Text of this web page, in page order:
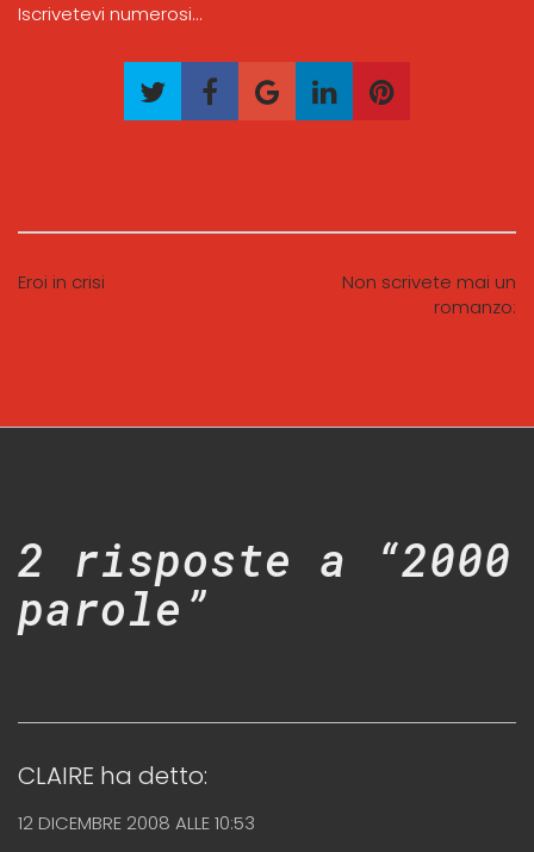
Iscrivetevi numerosi…
Eroi in crisi
Non scrivete mai un
romanzo:
2 risposte a “2000
parole”
CLAIRE ha detto:
12 DICEMBRE 2008 ALLE 10:53